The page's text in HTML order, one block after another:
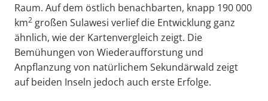
Raum. Auf dem östlich benachbarten, knapp 190 000
km2 großen Sulawesi verlief die Entwicklung ganz
ähnlich, wie der Kartenvergleich zeigt. Die
Bemühungen von Wiederaufforstung und
Anpflanzung von natürlichem Sekundärwald zeigt
auf beiden Inseln jedoch auch erste Erfolge.